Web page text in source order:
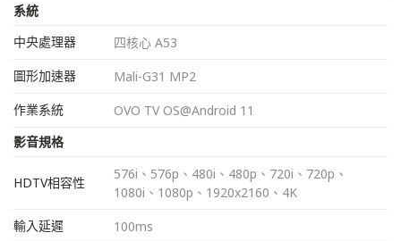
系統
中央處理器
四核心 A53
圖形加速器
Mali-G31 MP2
作業系統
OVO TV OS@Android 11
影音規格
HDTV相容性
576i、576p、480i、480p、720i、720p、
1080i、1080p、1920x2160、4K
輸入延遲
100ms